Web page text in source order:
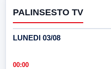
PALINSESTO TV
LUNEDI 03/08
00:00